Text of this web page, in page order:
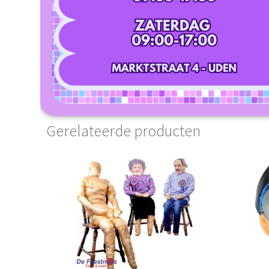
Gerelateerde producten